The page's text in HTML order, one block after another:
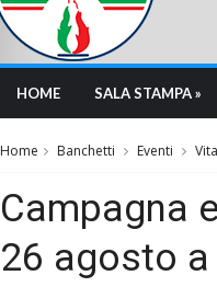
HOME SALA STAMPA »
Home Banchetti Eventi
Campagna
26 agosto